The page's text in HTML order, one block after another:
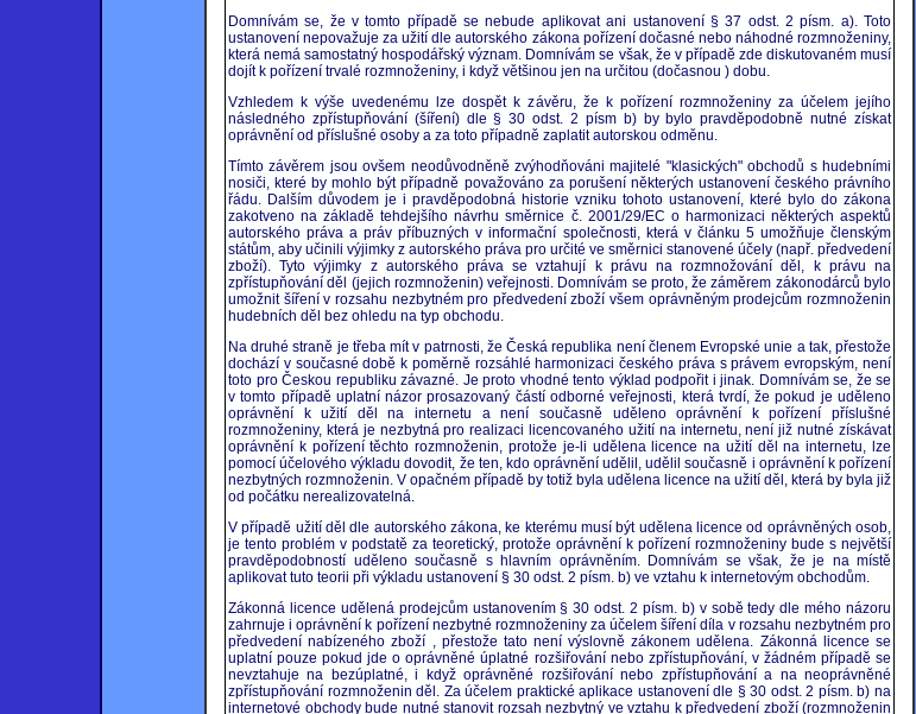
Domnívám se, že v tomto případě se nebude aplikovat ani ustanovení § 37 odst. 2 písm. a). Toto
ustanovení nepovažuje za užití dle autorského zákona pořízení dočasné nebo náhodné rozmnoženiny,
která nemá samostatný hospodářský význam. Domnívám se však, že v případě zde diskutovaném musí
dojít k pořízení trvalé rozmnoženiny, i když většinou jen na určitou (dočasnou ) dobu.
Vzhledem k výše uvedenému lze dospět k závěru, že k pořízení rozmnoženiny za účelem jejího
následného zpřístupňování (šíření) dle § 30 odst. 2 písm b) by bylo pravděpodobně nutné získat
oprávnění od příslušné osoby a za toto případně zaplatit autorskou odměnu.
Tímto závěrem jsou ovšem neodůvodněně zvýhodňováni majitelé "klasických" obchodů s hudebními
nosiči, které by mohlo být případně považováno za porušení některých ustanovení českého právního
řádu. Dalším důvodem je i pravděpodobná historie vzniku tohoto ustanovení, které bylo do zákona
zakotveno na základě tehdejšího návrhu směrnice č. 2001/29/EC o harmonizaci některých aspektů
autorského práva a práv příbuzných v informační společnosti, která v článku 5 umožňuje členským
státům, aby učinili výjimky z autorského práva pro určité ve směrnici stanovené účely (např. předvedení
zboží). Tyto výjimky z autorského práva se vztahují k právu na rozmnožování děl, k právu na
zpřístupňování děl (jejich rozmnoženin) veřejnosti. Domnívám se proto, že záměrem zákonodárců bylo
umožnit šíření v rozsahu nezbytném pro předvedení zboží všem oprávněným prodejcům rozmnoženin
hudebních děl bez ohledu na typ obchodu.
Na druhé straně je třeba mít v patrnosti, že Česká republika není členem Evropské unie a tak, přestože
dochází v současné době k poměrně rozsáhlé harmonizaci českého práva s právem evropským, není
toto pro Českou republiku závazné. Je proto vhodné tento výklad podpořit i jinak. Domnívám se, že se
v tomto případě uplatní názor prosazovaný částí odborné veřejnosti, která tvrdí, že pokud je uděleno
oprávnění k užití děl na internetu a není současně uděleno oprávnění k pořízení příslušné
rozmnoženiny, která je nezbytná pro realizaci licencovaného užití na internetu, není již nutné získávat
oprávnění k pořízení těchto rozmnoženin, protože je-li udělena licence na užití děl na internetu, lze
pomocí účelového výkladu dovodit, že ten, kdo oprávnění udělil, udělil současně i oprávnění k pořízení
nezbytných rozmnoženin. V opačném případě by totiž byla udělena licence na užití děl, která by byla již
od počátku nerealizovatelná.
V případě užití děl dle autorského zákona, ke kterému musí být udělena licence od oprávněných osob,
je tento problém v podstatě za teoretický, protože oprávnění k pořízení rozmnoženiny bude s největší
pravděpodobností uděleno současně s hlavním oprávněním. Domnívám se však, že je na místě
aplikovat tuto teorii při výkladu ustanovení § 30 odst. 2 písm. b) ve vztahu k internetovým obchodům.
Zákonná licence udělená prodejcům ustanovením § 30 odst. 2 písm. b) v sobě tedy dle mého názoru
zahrnuje i oprávnění k pořízení nezbytné rozmnoženiny za účelem šíření díla v rozsahu nezbytném pro
předvedení nabízeného zboží , přestože tato není výslovně zákonem udělena. Zákonná licence se
uplatní pouze pokud jde o oprávněné úplatné rozšiřování nebo zpřístupňování, v žádném případě se
nevztahuje na bezúplatné, i když oprávněné rozšiřování nebo zpřístupňování a na neoprávněné
zpřístupňování rozmnoženin děl. Za účelem praktické aplikace ustanovení dle § 30 odst. 2 písm. b) na
internetové obchody bude nutné stanovit rozsah nezbytný ve vztahu k předvedení zboží (rozmnoženin